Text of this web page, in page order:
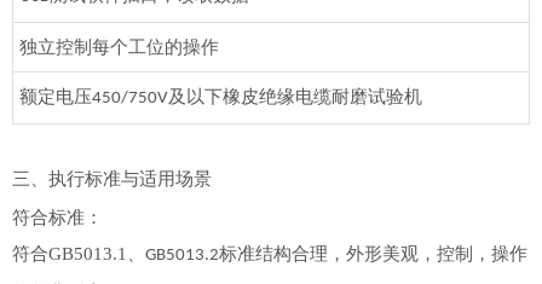
独立控制每个工位的操作
额定电压450/750V及以下橡皮绝缘电缆耐磨试验机
三、 执行标准与适用场景
符合标准：
符合GB5013.1 GB5013.2标准结构合理，外形美观，控制，操作